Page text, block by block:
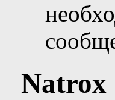
Natrox